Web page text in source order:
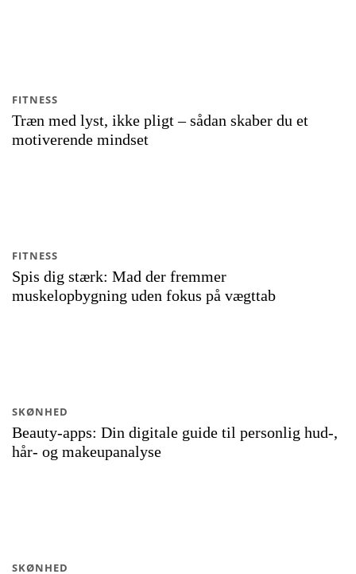
Træn med lyst, ikke pligt – sådan skaber du et
motiverende mindset
FITNESS
Spis dig stærk: Mad der fremmer
muskelopbygning uden fokus på vægttab
FITNESS
Beauty-apps: Din digitale guide til personlig hud-,
hår- og makeupanalyse
SKØNHED
SKØNHED